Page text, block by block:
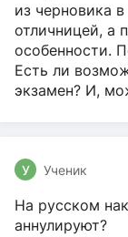
из черновика
отличницей, а
особенности.
Есть ли
экзамен? И,
У Ученик
На русском
аннулируют?